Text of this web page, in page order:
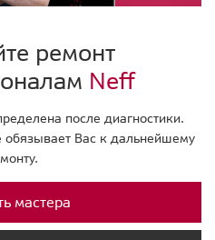
ремонт
Neff
после диагностики.
обязывает Вас к дальнейшему
мастера